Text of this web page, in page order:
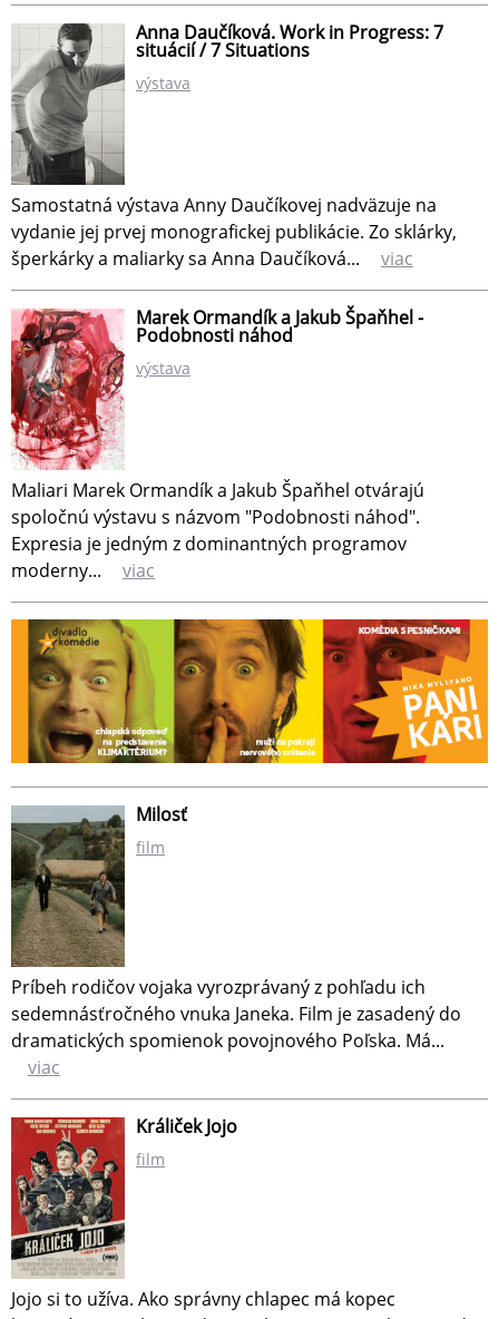
Anna Daučíková. Work in Progress: 7
situácií / 7 Situations
výstava
Samostatná výstava Anny Daučíkovej nadväzuje na
vydanie jej prvej monografickej publikácie. Zo sklárky,
šperkárky a maliarky sa Anna Daučíková...
viac
Marek Ormandík a Jakub Špaňhel -
Podobnosti náhod
výstava
Maliari Marek Ormandík a Jakub Špaňhel otvárajú
spoločnú výstavu s názvom "Podobnosti náhod".
Expresia je jedným z dominantných programov
moderny...
viac
Milosť
film
Príbeh rodičov vojaka vyrozprávaný z pohľadu ich
sedemnásťročného vnuka Janeka. Film je zasadený do
dramatických spomienok povojnového Poľska. Má...
viac
Králiček Jojo
film
Jojo si to užíva. Ako správny chlapec má kopec